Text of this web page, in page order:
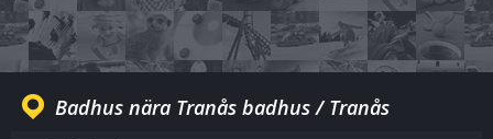
Badhus nära Tranås badhus / Tranås